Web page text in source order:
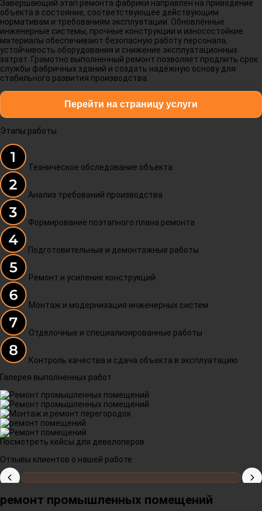
Завершающий этап ремонта фабрики направлен на приведение
объекта в состояние, соответствующее действующим
нормативам и требованиям эксплуатации. Обновлённые
инженерные системы, прочные конструкции и износостойкие
материалы обеспечивают безопасную работу персонала,
устойчивость оборудования и снижение эксплуатационных
затрат. Грамотно выполненный ремонт позволяет продлить срок
службы фабричных зданий и создать надёжную основу для
стабильного развития производства.
Перейти на страницу услуги
Этапы работы
Техническое обследование объекта
Анализ требований производства
Формирование поэтапного плана ремонта
Подготовительные и демонтажные работы
Ремонт и усиление конструкций
Монтаж и модернизация инженерных систем
Отделочные и специализированные работы
Контроль качества и сдача объекта в эксплуатацию
Галерея выполненных работ
Посмотреть кейсы для девелоперов
Отзывы клиентов о нашей работе
ремонт промышленных помещений